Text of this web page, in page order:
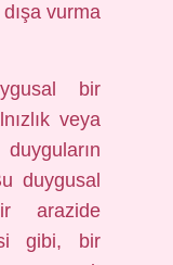
vurma
bir
veya
duygusal
arazide
gibi, bir